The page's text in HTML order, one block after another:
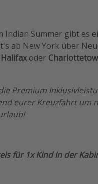
Summer gibt es
ab New York über
oder
Premium
eurer Kreuzfahrt um
für 1x Kind in der